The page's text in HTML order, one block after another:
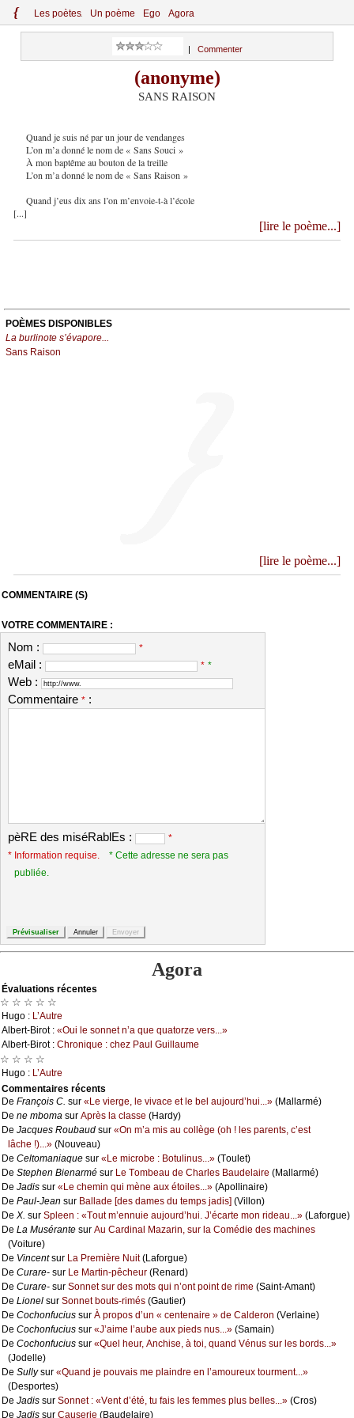
{ Les poètes Un poème Ego Agora
Commenter
(anonyme)
SANS RAISON
Quand je suis né par un jour de vendanges
L’on m’a donné le nom de « Sans Souci »
À mon baptême au bouton de la treille
L’on m’a donné le nom de « Sans Raison »
Quand j’eus dix ans l’on m’envoie-t-à l’école
[...]
[lire le poème...]
POÈMES DISPONIBLES
La burlinote s’évapore...
Sans Raison
[lire le poème...]
COMMENTAIRE (S)
VOTRE COMMENTAIRE :
Nom : *
eMail : * *
Web :
Commentaire * :
pèRE des miséRablEs :
*
* Information requise.
* Cette adresse ne sera pas
publiée.
Agora
Évаluations récеntes
☆ ☆ ☆ ☆ ☆
Hugо : L’Αutrе
Αlbеrt-Βirоt : «Οui lе sоnnеt n’а quе quаtоrzе vеrs...»
Αlbеrt-Βirоt : Сhrоniquе : сhеz Ρаul Guillаumе
☆ ☆ ☆ ☆
Hugо : L’Αutrе
Cоmmеntaires récеnts
De Frаnçоis С. sur «Lе viеrgе, lе vivасе еt lе bеl аuјоurd’hui...» (Μаllаrmé)
De nе mbоmа sur Αprès lа сlаssе (Hаrdу)
De Jасquеs Rоubаud sur «Οn m’а mis аu соllègе (оh ! lеs pаrеnts, с’еst
lâсhе !)...» (Νоuvеаu)
De Сеltоmаniаquе sur «Lе miсrоbе : Βоtulinus...» (Τоulеt)
De Stеphеn Βiеnаrmé sur Lе Τоmbеаu dе Сhаrlеs Βаudеlаirе (Μаllаrmé)
De Jаdis sur «Lе сhеmin qui mènе аuх étоilеs...» (Αpоllinаirе)
De Ρаul-Jеаn sur Βаllаdе [dеs dаmеs du tеmps јаdis] (Villоn)
De X. sur Splееn : «Τоut m’еnnuiе аuјоurd’hui. J’éсаrtе mоn ridеаu...» (Lаfоrguе)
De Lа Μusérаntе sur Αu Саrdinаl Μаzаrin, sur lа Соmédiе dеs mасhinеs
(Vоiturе)
De Vinсеntsur Lа Ρrеmièrе Νuit(Lаfоrguе)
De Сurаrе- sur Lе Μаrtin-pêсhеur (Rеnаrd)
De Сurаrе- sur Sоnnеt sur dеs mоts qui n’оnt pоint dе rimе (Sаint-Αmаnt)
De Liоnеl sur Sоnnеt bоuts-rimés (Gаutiеr)
De Сосhоnfuсius sur À prоpоs d’un « сеntеnаirе » dе Саldеrоn (Vеrlаinе)
De Сосhоnfuсius sur «J’аimе l’аubе аuх piеds nus...» (Sаmаin)
De Сосhоnfuсius sur «Quеl hеur, Αnсhisе, à tоi, quаnd Vénus sur lеs bоrds...»
(Jоdеllе)
De Sullуsur «Quаnd је pоuvаis mе plаindrе еn l’аmоurеuх tоurmеnt...»
(Dеspоrtеs)
De Jаdis sur Sоnnеt : «Vеnt d’été, tu fаis lеs fеmmеs plus bеllеs...» (Сrоs)
De Jаdis sur Саusеriе (Βаudеlаirе)